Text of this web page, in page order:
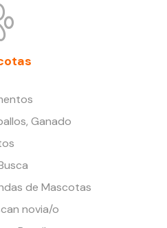
Ganado
de Mascotas
novia/o